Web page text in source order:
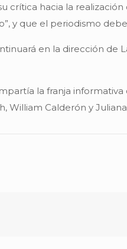
hacia la realización
y que el periodismo
en la dirección de
la franja
William Calderón y